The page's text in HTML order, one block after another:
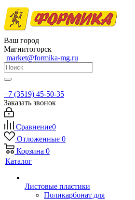
Ваш город
Магнитогорск
market@formika-mg.ru
+7 (3519) 45-50-35
Заказать звонок
Сравнение0
Отложенные 0
Корзина 0
Каталог
Листовые пластики
Поликарбонат для